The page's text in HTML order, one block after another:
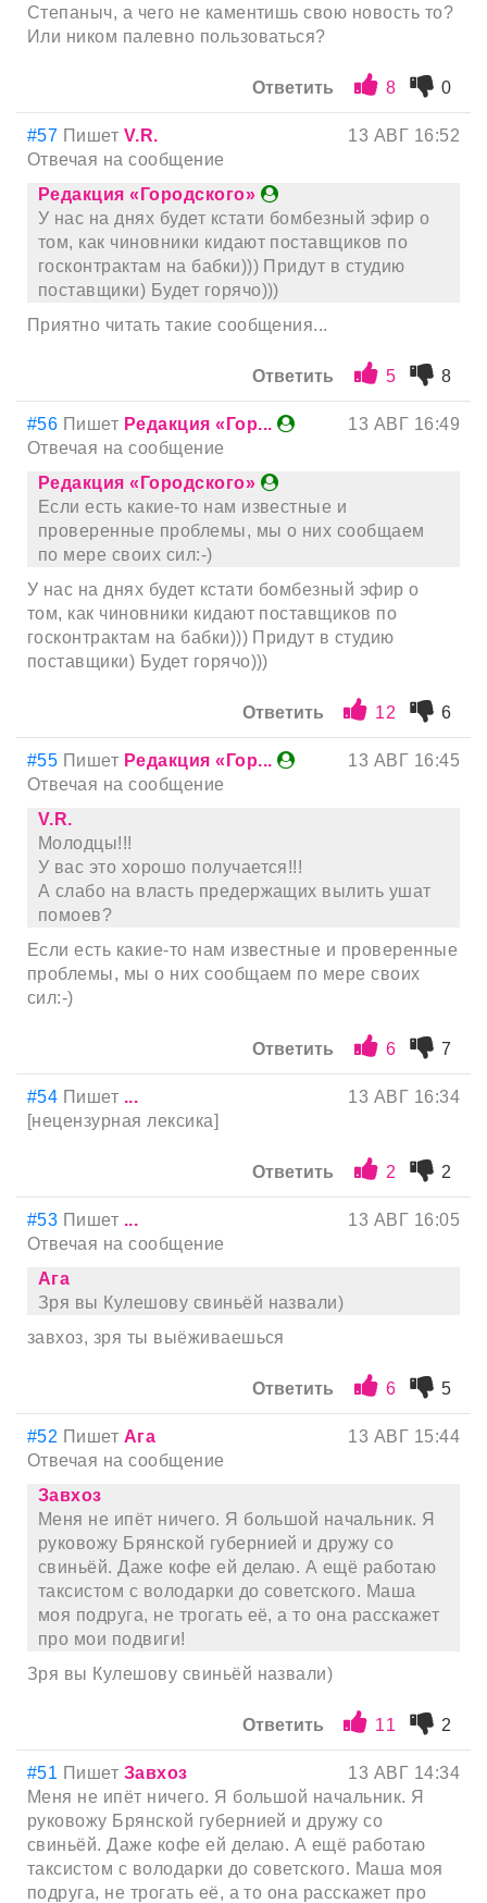
Степаныч, а чего не каментишь свою новость то?
Или ником палевно пользоваться?
Ответить 8 0
#57 Пишет V.R.
13 АВГ 16:52
Отвечая на сообщение
Редакция «Городского»
У нас на днях будет кстати бомбезный эфир о
том, как чиновники кидают поставщиков по
госконтрактам на бабки))) Придут в студию
поставщики) Будет горячо)))
Приятно читать такие сообщения...
Ответить 5 8
#56 Пишет Редакция «Гор...
13 АВГ 16:49
Отвечая на сообщение
Редакция «Городского»
Если есть какие-то нам известные и
проверенные проблемы, мы о них сообщаем
по мере своих сил:-)
У нас на днях будет кстати бомбезный эфир о
том, как чиновники кидают поставщиков по
госконтрактам на бабки))) Придут в студию
поставщики) Будет горячо)))
Ответить 12 6
#55 Пишет Редакция «Гор...
13 АВГ 16:45
Отвечая на сообщение
V.R.
Молодцы!!!
У вас это хорошо получается!!!
А слабо на власть предержащих вылить ушат
помоев?
Если есть какие-то нам известные и проверенные
проблемы, мы о них сообщаем по мере своих
сил:-)
Ответить 6 7
#54 Пишет ...
13 АВГ 16:34
[нецензурная лексика]
Ответить 2 2
#53 Пишет ...
13 АВГ 16:05
Отвечая на сообщение
Ага
Зря вы Кулешову свиньёй назвали)
завхоз, зря ты выёживаешься
Ответить 6 5
#52 Пишет Ага
13 АВГ 15:44
Отвечая на сообщение
Завхоз
Меня не ипёт ничего. Я большой начальник. Я
руковожу Брянской губернией и дружу со
свиньёй. Даже кофе ей делаю. А ещё работаю
таксистом с володарки до советского. Маша
моя подруга, не трогать её, а то она расскажет
про мои подвиги!
Зря вы Кулешову свиньёй назвали)
Ответить 11 2
#51 Пишет Завхоз
13 АВГ 14:34
Меня не ипёт ничего. Я большой начальник. Я
руковожу Брянской губернией и дружу со
свиньёй. Даже кофе ей делаю. А ещё работаю
таксистом с володарки до советского. Маша моя
подруга, не трогать её, а то она расскажет про